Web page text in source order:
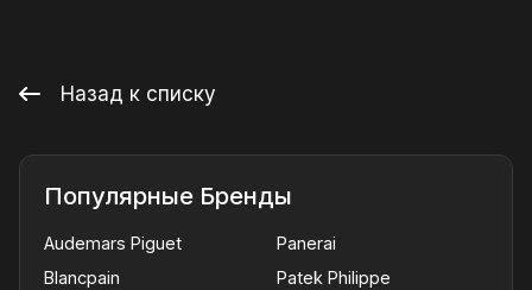
Назад к списку
Популярные Бренды
Audemars Piguet
Blancpain
Panerai
Patek Philippe